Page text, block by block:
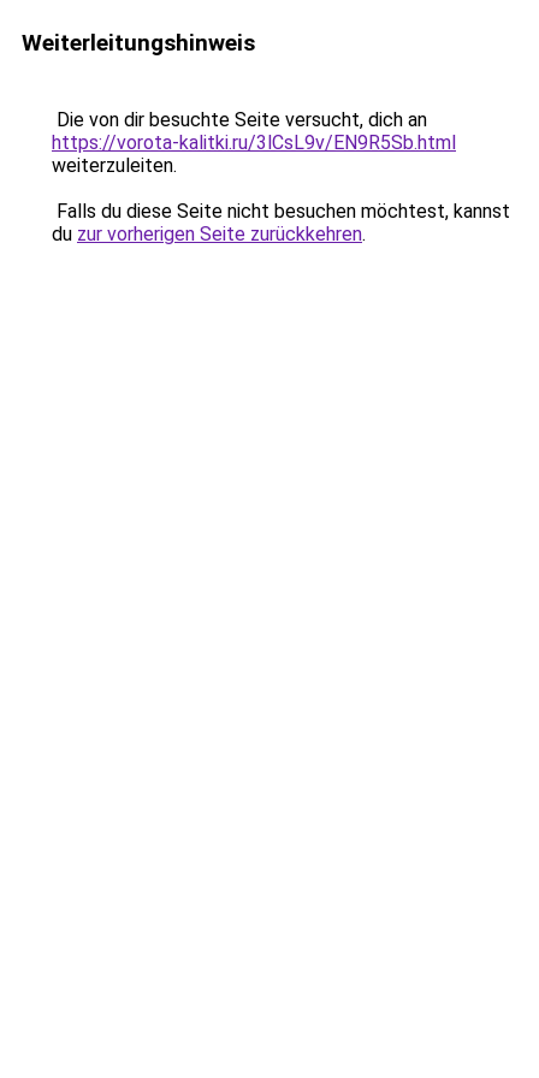
Weiterleitungshinweis
Die von dir besuchte Seite versucht, dich an
https://vorota-kalitki.ru/3lCsL9v/EN9R5Sb.html
weiterzuleiten.
Falls du diese Seite nicht besuchen möchtest, kannst
du zur vorherigen Seite zurückkehren.